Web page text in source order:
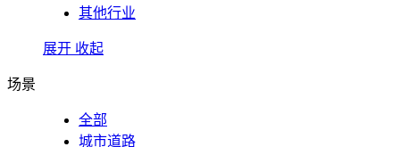
其他行业
展开 收起
场景
全部
城市道路